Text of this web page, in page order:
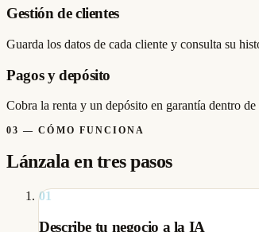
Gestión de clientes
Guarda los datos de cada cliente y consulta su
Pagos y depósito
Cobra la renta y un depósito en garantía dentro de
03 —CÓMO FUNCIONA
Lánzala en tres pasos
01
Describe tu negocio a la IA